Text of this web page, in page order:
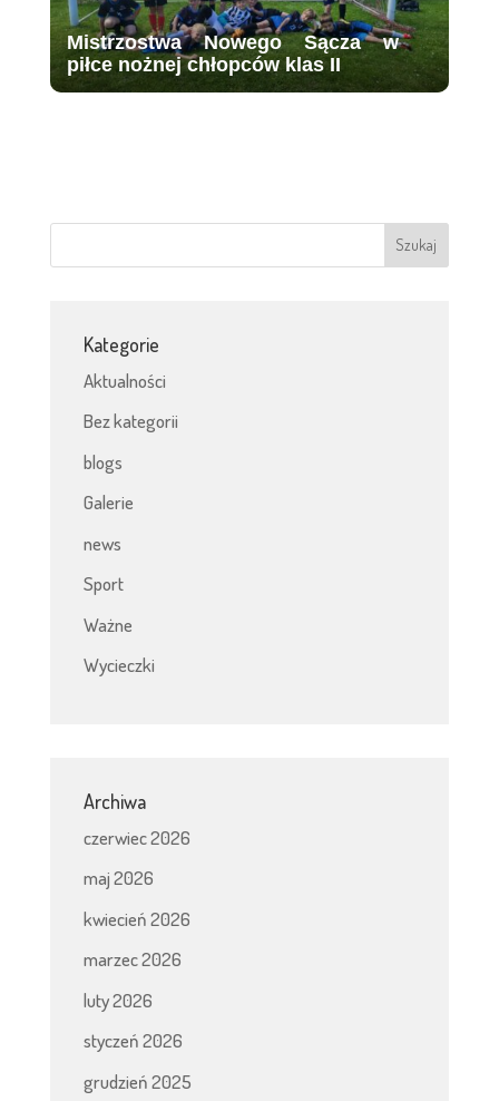
Mistrzostwa Nowego Sącza w
piłce nożnej chłopców klas II
Kategorie
Aktualności
Bez kategorii
blogs
Galerie
news
Sport
Ważne
Wycieczki
Archiwa
czerwiec 2026
maj 2026
kwiecień 2026
marzec 2026
luty 2026
styczeń 2026
grudzień 2025